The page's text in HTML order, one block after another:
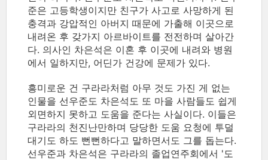
준은 고등학생이지만 친구가 사고로 사망하게 된
충격과 강압적인 아버지 때문에 가출해 이곳으로
내려온 후 갖가지 아르바이트를 전전하며 살아간
다. 의사인 차은석은 이혼 후 이곳에 내려와 병원
에서 일하지만, 어딘가 건강에 문제가 있다.
흥미로운 건 구라라처럼 아무 것도 가진 게 없는
인물을 선우준도 차은석도 또 마을 사람들도 쉽게
외면하지 못하고 도움을 준다는 사실이다. 이들은
구라라의 천진난만하며 당당한 도움 요청에 투덜
대기도 하도 뻔뻔하다고 말하면서도 그를 돕는다.
선우준과 차은석은 구라라의 졸업연주회에서 '도